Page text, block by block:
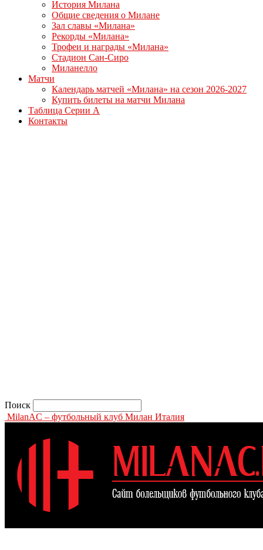
История Милана
Общие сведения о Милане
Зал славы «Милана»
Рекорды «Милана»
Трофеи и награды «Милана»
Стадион Сан-Сиро
Миланелло
Матчи
Календарь матчей «Милана» на сезон 2026-2027
Купить билеты на матчи Милана
Таблица Серии А
Контакты
Поиск
MilanAC – футбольный клуб Милан Италия